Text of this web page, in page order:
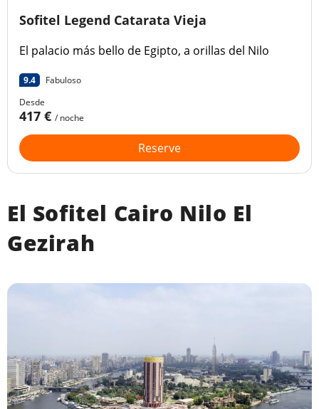
Sofitel Legend Catarata Vieja
El palacio más bello de Egipto, a orillas del Nilo
9.4
Fabuloso
Desde
417 € / noche
Reserve
El Sofitel Cairo Nilo El
Gezirah